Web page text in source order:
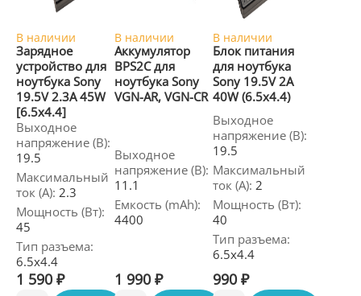
В наличии
Зарядное
устройство для
ноутбука Sony
19.5V 2.3A 45W
[6.5x4.4]
Выходное
напряжение (В):
19.5
Максимальный
ток (А): 2.3
Мощность (Вт):
45
Тип разъема:
6.5x4.4
1 590 ₽
В наличии
Аккумулятор
BPS2C для
ноутбука Sony
VGN-AR, VGN-CR
Выходное
напряжение (В):
11.1
Емкость (mAh):
4400
1 990 ₽
В наличии
Блок питания
для ноутбука
Sony 19.5V 2A
40W (6.5x4.4)
Выходное
напряжение (В):
19.5
Максимальный
ток (А): 2
Мощность (Вт):
40
Тип разъема:
6.5x4.4
990 ₽